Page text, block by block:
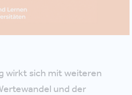
wirkt sich mit weiteren
und der